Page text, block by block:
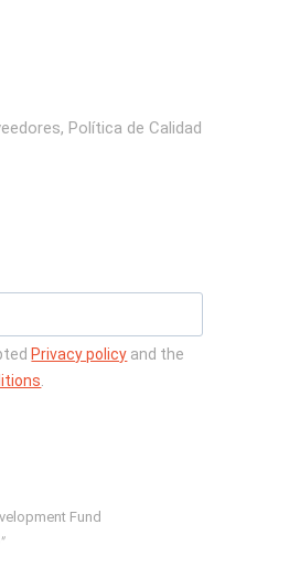
Política de Calidad
Privacy policy and the
.
Fund